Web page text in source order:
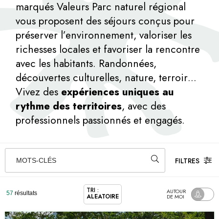
marqués Valeurs Parc naturel régional
vous proposent des séjours conçus pour
préserver l’environnement, valoriser les
richesses locales et favoriser la rencontre
avec les habitants. Randonnées,
découvertes culturelles, nature, terroir…
Vivez des expériences uniques au
rythme des territoires, avec des
professionnels passionnés et engagés.
MOTS-CLÉS FILTRES
57 résultats TRI :
ALÉATOIRE
AUTOUR
DE MOI